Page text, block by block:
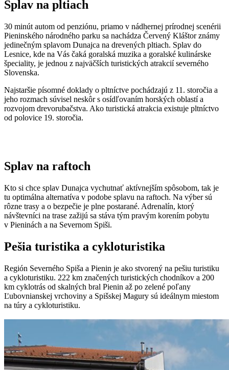
Splav na pltiach
30 minút autom od penziónu, priamo v nádhernej prírodnej scenérii
Pieninského národného parku sa nachádza Červený Kláštor známy
jedinečným splavom Dunajca na drevených pltiach. Splav do
Lesnice, kde na Vás čaká goralská muzika a goralské kulinárske
špeciality, je jednou z najväčších turistických atrakcií severného
Slovenska.
Najstaršie písomné doklady o pltníctve pochádzajú z 11. storočia a
jeho rozmach súvisel neskôr s osídľovaním horských oblastí a
rozvojom drevorubačstva. Ako turistická atrakcia existuje pltníctvo
od polovice 19. storočia.
Splav na raftoch
Kto si chce splav Dunajca vychutnať aktívnejším spôsobom, tak je
tu optimálna alternatíva v podobe splavu na raftoch. Na výber sú
rôzne trasy a o bezpečie je plne postarané. Adrenalín, ktorý
návštevníci na trase zažijú sa stáva tým pravým korením pobytu
v Pieninách a na Severnom Spiši.
Pešia turistika a cykloturistika
Región Severného Spiša a Pienin je ako stvorený na pešiu turistiku
a cykloturistiku. 222 km značených turistických chodníkov a 200
km cyklotrás od skalných bral Pienin až po zelené poľany
Ľubovnianskej vrchoviny a Spišskej Magury sú ideálnym miestom
na túry a cykloturistiku.